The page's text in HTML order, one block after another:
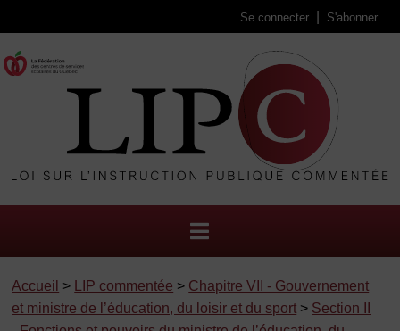
Se connecter S'abonner
Accueil > LIP commentée > Chapitre VII - Gouvernement
et ministre de l’éducation, du loisir et du sport > Section II